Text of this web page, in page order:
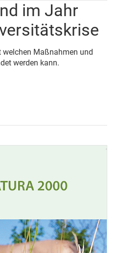
im Jahr
welchen Maßnahmen und
werden kann.